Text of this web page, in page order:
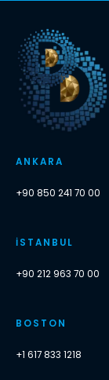
ANKARA
+90 850 241 70 00
İSTANBUL
+90 212 963 70 00
BOSTON
+1 617 833 1218